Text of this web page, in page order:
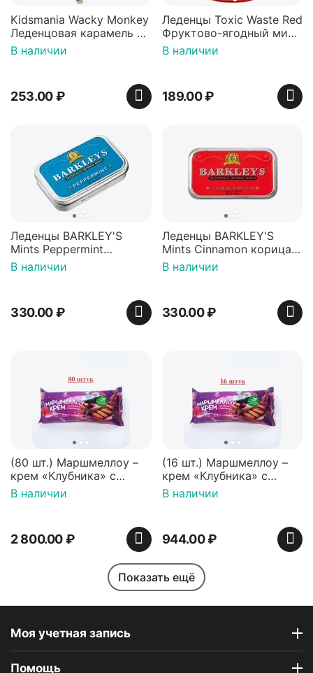
Kidsmania Wacky Monkey
Леденцовая карамель с
игрушкой Ваки Манки
12г, Китай
В наличии
253.00₽
Леденцы Toxic Waste Red
Фруктово-ягодный микс
Красная банка 42 г,
Пакистан
В наличии
189.00₽
Леденцы BARKLEY'S
Mints Peppermint
перечная мята 50г,
Нидерланды
В наличии
330.00₽
Леденцы BARKLEY'S
Mints Cinnamon корица
50г, Нидерланды
В наличии
330.00₽
(80 шт.) Маршмеллоу –
крем «Клубника» с
палочками (ТМ
«Зефирный Лео»)
В наличии
2 800.00₽
(16 шт.) Маршмеллоу –
крем «Клубника» с
палочками (ТМ
«Зефирный Лео»)
В наличии
944.00₽
Показать ещё
Моя учетная запись
Помощь